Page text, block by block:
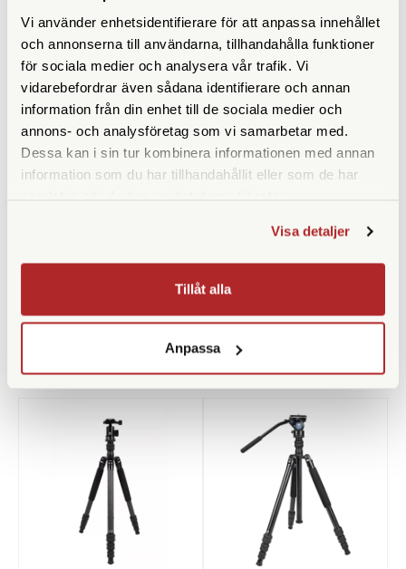
Vi använder enhetsidentifierare för att anpassa innehållet
och annonserna till användarna, tillhandahålla funktioner
för sociala medier och analysera vår trafik. Vi
vidarebefordrar även sådana identifierare och annan
information från din enhet till de sociala medier och
annons- och analysföretag som vi samarbetar med.
Dessa kan i sin tur kombinera informationen med annan
information som du har tillhandahållit eller som de har
Visa detaljer
Tillåt alla
Anpassa
Höjd ihopfällt (cm)
Maxbelastning (kg) 6
Material Kolfiber
Bensektioner
Vikt (g) 3060
ANDRA KÖPTE ÄVEN